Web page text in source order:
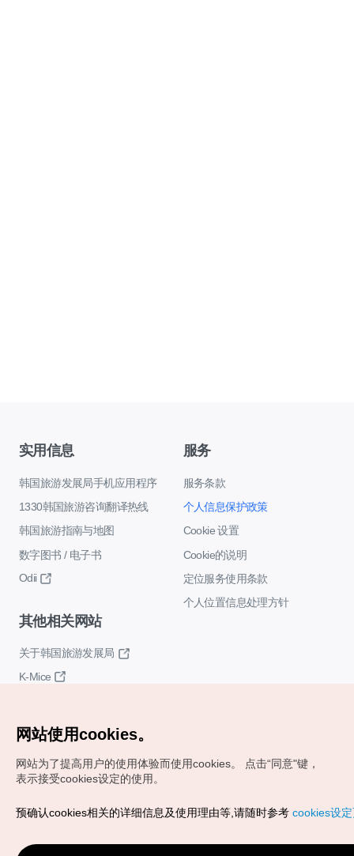
实用信息
韩国旅游发展局手机应用程序
1330韩国旅游咨询翻译热线
韩国旅游指南与地图
数字图书 / 电子书
Odii
服务
服务条款
个人信息保护政策
Cookie 设置
Cookie的说明
定位服务使用条款
个人位置信息处理方针
其他相关网站
关于韩国旅游发展局
K-Mice
Copyrights (c) 韩国旅游发展局版权所有
VISITKOREA官方邮箱
网站使用cookies。
网站为了提高用户的使用体验而使用cookies。
点击“同意"键，
表示接受cookies设定的使用。
预确认cookies相关的详细信息及使用理由等,请随时参考 cookies设